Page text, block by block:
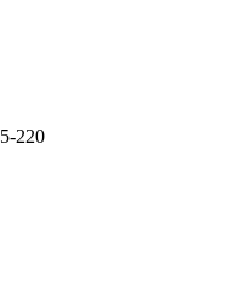
220